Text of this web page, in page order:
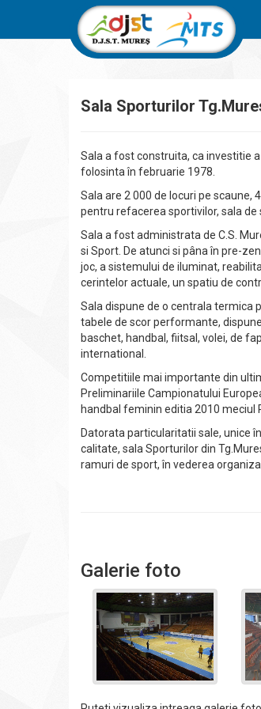
Sala Sporturilor
Sala a fost construita, ca investitie a
folosinta în februarie 1978.
Sala are 2 000 de locuri pe scaune,
pentru refacerea sportivilor, sala
Sala a fost administrata de C.S.
si Sport. De atunci si pâna în pre-
joc, a sistemului de iluminat,
cerintelor actuale, un spatiu de
Sala dispune de o centrala termica
tabele de scor performante,
baschet, handbal, fiitsal, volei, de
international.
Competitiile mai importante din
Preliminariile Campionatului
handbal feminin editia 2010 meciul
Datorata particularitatii sale, unice
calitate, sala Sporturilor din
ramuri de sport, în vederea
Galerie foto